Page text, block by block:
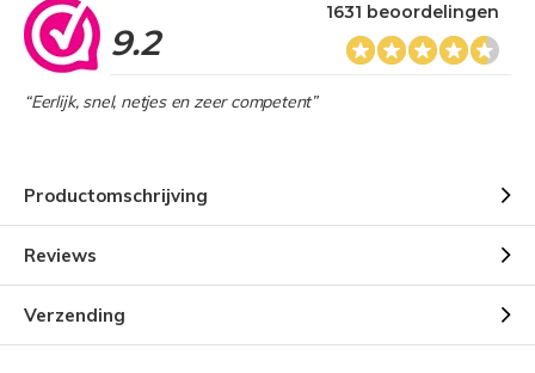
9.2
1631 beoordelingen
“Eerlijk, snel, netjes en zeer competent”
Productomschrijving
Reviews
Verzending